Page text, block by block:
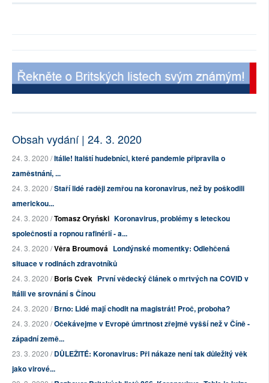
Obsah vydání | 24. 3. 2020
24. 3. 2020 /Itálie! Italští hudebníci, které pandemie připravila o
zaměstnání, ...
24. 3. 2020 /Staří lidé raději zemřou na koronavirus, než by poškodili
americkou...
24. 3. 2020 /Tomasz Oryński Koronavirus, problémy s leteckou
společností a ropnou rafinérií - a...
24. 3. 2020 /Věra Broumová Londýnské momentky: Odlehčená
situace v rodinách zdravotníků
24. 3. 2020 /Boris Cvek První vědecký článek o mrtvých na COVID v
Itálii ve srovnání s Čínou
24. 3. 2020 /Brno: Lidé mají chodit na magistrát! Proč, proboha?
24. 3. 2020 /Očekávejme v Evropě úmrtnost zřejmě vyšší než v Číně -
západní země...
23. 3. 2020 /DŮLEŽITÉ: Koronavirus: Při nákaze není tak důležitý věk
jako virové...